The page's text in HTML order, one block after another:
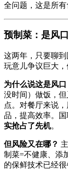
全问题，这是所有
预制菜：是风
这两年，只要聊
玩意儿争议巨大，
为什么说这是风口
没时间）做饭，
点。对餐厅来说
品，提高效率。
实抢占了先机。
但风险又在哪？
制菜=不健康、添
的保鲜技术已经